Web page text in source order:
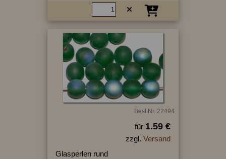
Best.Nr.:22494
für 1.59 €
zzgl. Versand
Glasperlen rund